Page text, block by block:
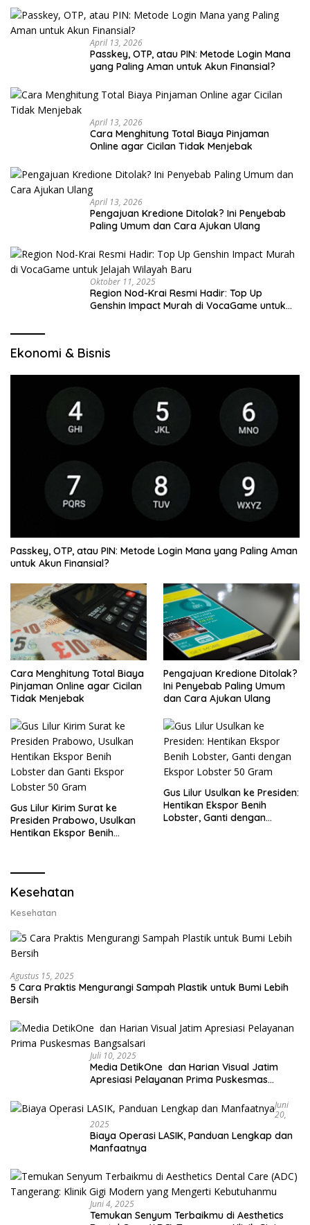
April 13, 2026
Passkey, OTP, atau PIN: Metode Login Mana
yang Paling Aman untuk Akun Finansial?
April 13, 2026
Cara Menghitung Total Biaya Pinjaman
Online agar Cicilan Tidak Menjebak
April 13, 2026
Pengajuan Kredione Ditolak? Ini Penyebab
Paling Umum dan Cara Ajukan Ulang
Oktober 11, 2025
Region Nod-Krai Resmi Hadir: Top Up
Genshin Impact Murah di VocaGame untuk
Ekonomi & Bisnis
Passkey, OTP, atau PIN: Metode Login Mana yang Paling Aman
untuk Akun Finansial?
Cara Menghitung Total Biaya
Pinjaman Online agar Cicilan
Tidak Menjebak
Pengajuan Kredione Ditolak?
Ini Penyebab Paling Umum
dan Cara Ajukan Ulang
Gus Lilur Kirim Surat ke
Presiden Prabowo, Usulkan
Hentikan Ekspor Benih
Gus Lilur Usulkan ke Presiden:
Hentikan Ekspor Benih
Lobster, Ganti dengan
Kesehatan
Kesehatan
Agustus 15, 2025
5 Cara Praktis Mengurangi Sampah Plastik untuk Bumi Lebih
Bersih
Juli 10, 2025
Media DetikOne dan Harian Visual Jatim
Apresiasi Pelayanan Prima Puskesmas
Juni
20,
2025
Biaya Operasi LASIK, Panduan Lengkap dan
Manfaatnya
Juni 4, 2025
Temukan Senyum Terbaikmu di Aesthetics